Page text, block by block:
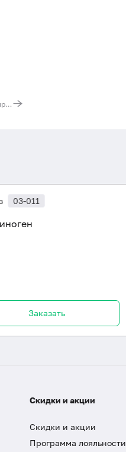
Коагулограмма №3 (протромбин (по Квику), МНО, фибриноген, АТIII, АЧТВ, D-димер)
03-011
Заказать
Скидки и акции
Скидки и акции
Программа лояльности